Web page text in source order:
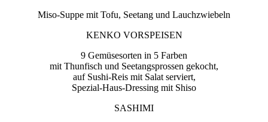
Miso-Suppe mit Tofu, Seetang und Lauchzwiebeln
KENKO VORSPEISEN
9 Gemüsesorten in 5 Farben
mit Thunfisch und Seetangsprossen gekocht,
auf Sushi-Reis mit Salat serviert,
Spezial-Haus-Dressing mit Shiso
SASHIMI